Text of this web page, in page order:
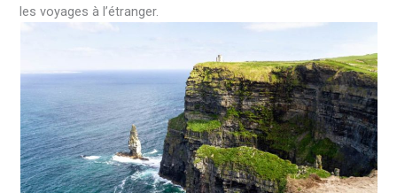
les voyages à l’étranger.